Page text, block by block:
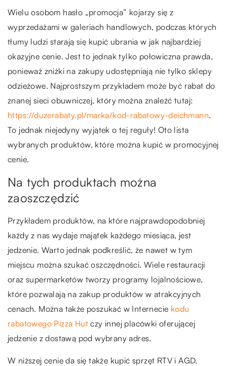
Wielu osobom hasło „promocja” kojarzy się z
wyprzedażami w galeriach handlowych, podczas których
tłumy ludzi starają się kupić ubrania w jak najbardziej
okazyjne cenie. Jest to jednak tylko połowiczna prawda,
ponieważ zniżki na zakupy udostępniają nie tylko sklepy
odzieżowe. Najprostszym przykładem może być rabat do
znanej sieci obuwniczej, który można znaleźć tutaj:
https://duzerabaty.pl/marka/kod-rabatowy-deichmann.
To jednak niejedyny wyjątek o tej reguły! Oto lista
wybranych produktów, które można kupić w promocyjnej
cenie.
Na tych produktach można
zaoszczędzić
Przykładem produktów, na które najprawdopodobniej
każdy z nas wydaje majątek każdego miesiąca, jest
jedzenie. Warto jednak podkreślić, że nawet w tym
miejscu można szukać oszczędności. Wiele restauracji
oraz supermarketów tworzy programy lojalnościowe,
które pozwalają na zakup produktów w atrakcyjnych
cenach. Można także poszukać w Internecie kodu
rabatowego Pizza Hut czy innej placówki oferującej
jedzenie z dostawą pod wybrany adres.
W niższej cenie da się także kupić sprzęt RTV i AGD.